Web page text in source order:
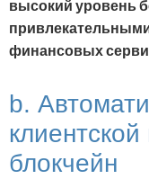
высокий уровень
финансовых
b.
блокчейн